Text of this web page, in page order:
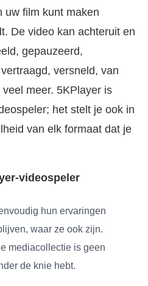
uw film kunt maken
De video kan achteruit en
gepauzeerd,
versneld, van
meer. 5KPlayer is
het stelt je ook in
van elk formaat dat je
videospeler
hun ervaringen
waar ze ook zijn.
mediacollectie is geen
de knie hebt.